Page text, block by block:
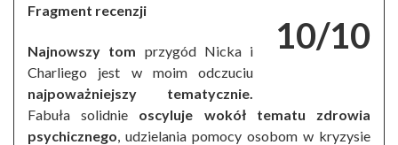
10/10
Fragment recenzji
Najnowszy tom przygód Nicka i
Charliego jest w moim odczuciu
najpoważniejszy tematycznie.
Fabuła solidnie oscyluje wokół tematu zdrowia
psychicznego , udzielania pomocy osobom w kryzysie